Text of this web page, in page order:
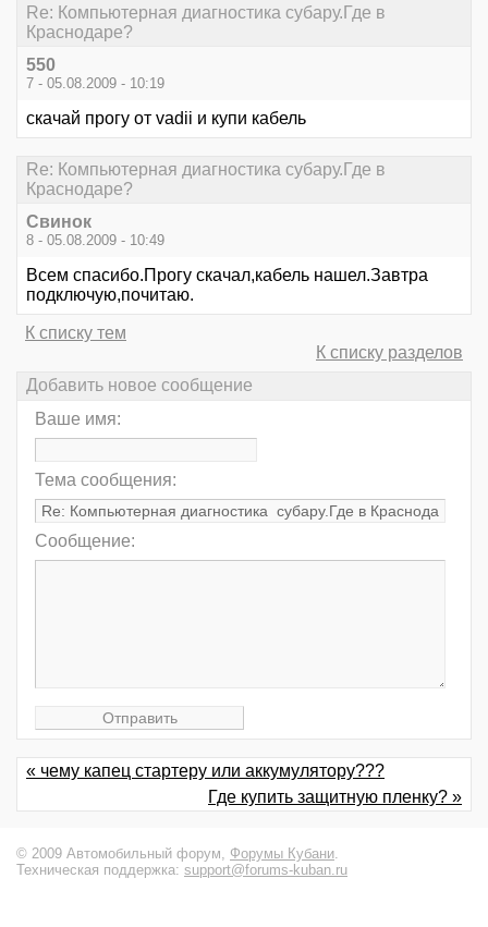
Re: Компьютерная диагностика субару.Где в
Краснодаре?
550
7 - 05.08.2009 - 10:19
скачай прогу от vadii и купи кабель
Re: Компьютерная диагностика субару.Где в
Краснодаре?
Свинок
8 - 05.08.2009 - 10:49
Всем спасибо.Прогу скачал,кабель нашел.Завтра
подключую,почитаю.
К списку тем
К списку разделов
Добавить новое сообщение
Ваше имя:
Тема сообщения:
Сообщение:
« чему капец стартеру или аккумулятору???
Где купить защитную пленку? »
© 2009 Автомобильный форум, Форумы Кубани.
Техническая поддержка: support@forums-kuban.ru